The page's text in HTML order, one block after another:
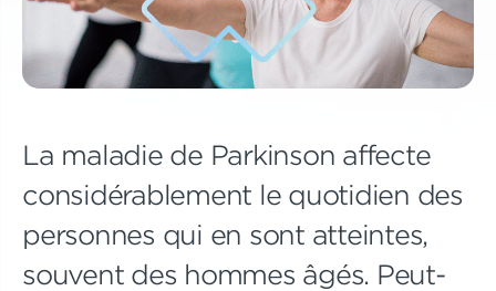
La maladie de Parkinson affecte
considérablement le quotidien des
personnes qui en sont atteintes,
souvent des hommes âgés. Peut-